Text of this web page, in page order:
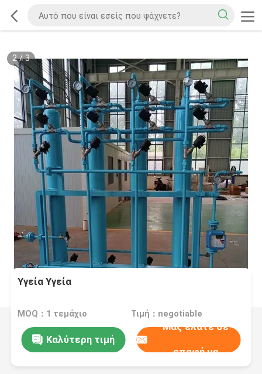
2/3
Υγεία Υγεία
MOQ：1 τεμάχιο Τιμή：negotiable
Καλύτερη τιμή
Μας ελάτε σε
επαφή με